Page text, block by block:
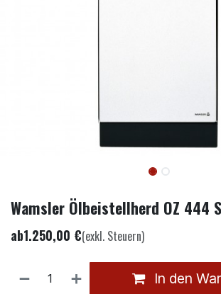
Wamsler Ölbeistellherd OZ 444 S
ab1.250,00 €(exkl. Steuern)
In den